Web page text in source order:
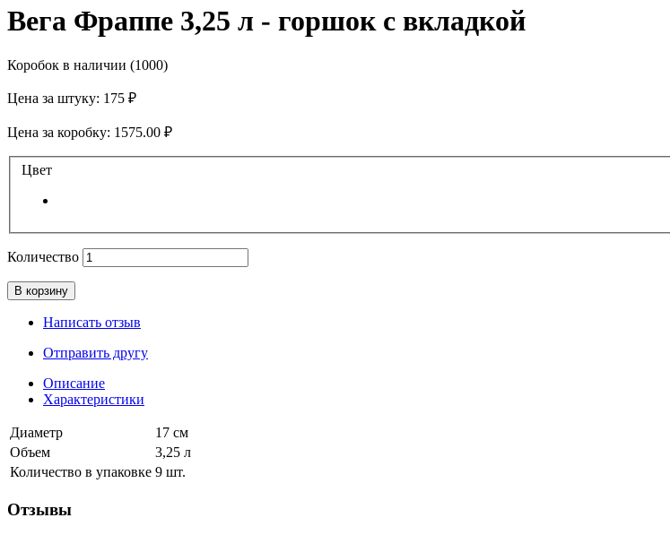
Вега Фраппе 3,25 л - горшок с вкладкой
Коробок в наличии (1000)
Цена за штуку: 175 ₽
Цена за коробку: 1575.00 ₽
Цвет
Количество
В корзину
Написать отзыв
Отправить другу
Описание
Характеристики
Диаметр
17 см
Объем
3,25 л
Количество в упаковке 9 шт.
Отзывы